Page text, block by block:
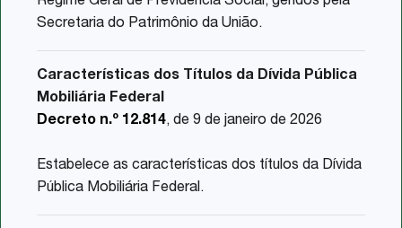
Secretaria do Patrimônio da União.
Características dos Títulos da Dívida Pública
Mobiliária Federal
Decreto n.º 12.814, de 9 de janeiro de 2026
Estabelece as características dos títulos da Dívida
Pública Mobiliária Federal.